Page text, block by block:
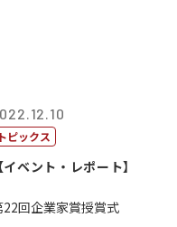
トピックス
【イベント・レポート】
22回企業家賞授賞式